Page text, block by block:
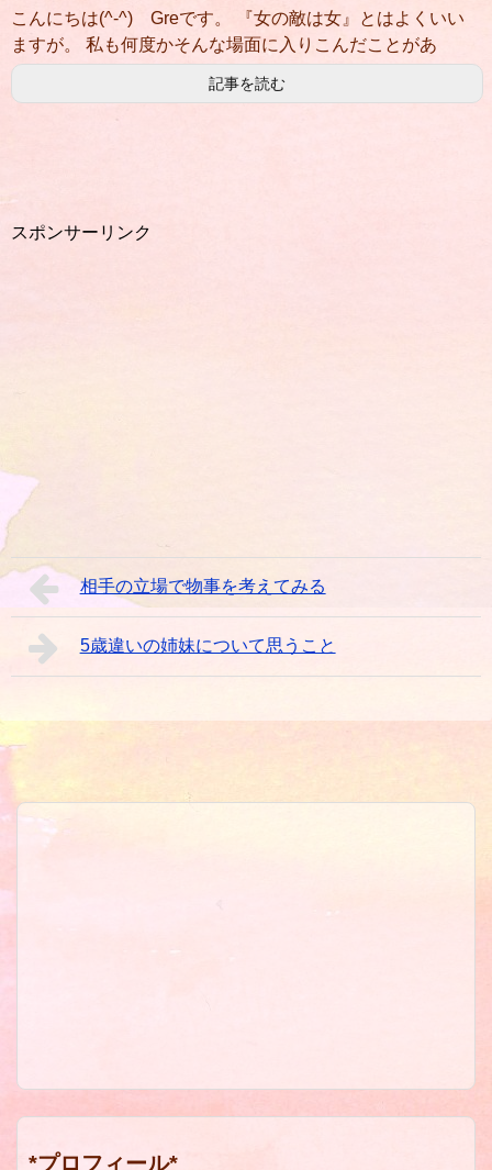
こんにちは(^-^) Greです。 『女の敵は女』とはよくいい
ますが。 私も何度かそんな場面に入りこんだことがあ
記事を読む
スポンサーリンク
相手の立場で物事を考えてみる
5歳違いの姉妹について思うこと
*プロフィール*